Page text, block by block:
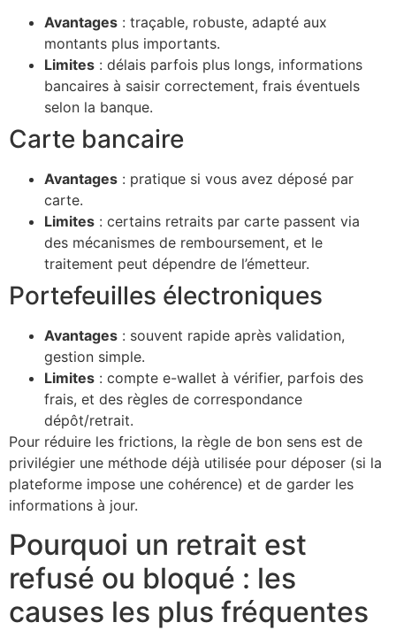
Avantages : traçable, robuste, adapté aux
montants plus importants.
Limites : délais parfois plus longs, informations
bancaires à saisir correctement, frais éventuels
selon la banque.
Carte bancaire
Avantages : pratique si vous avez déposé par
carte.
Limites : certains retraits par carte passent via
des mécanismes de remboursement, et le
traitement peut dépendre de l’émetteur.
Portefeuilles électroniques
Avantages : souvent rapide après validation,
gestion simple.
Limites : compte e-wallet à vérifier, parfois des
frais, et des règles de correspondance
dépôt/retrait.
Pour réduire les frictions, la règle de bon sens est de
privilégier une méthode déjà utilisée pour déposer (si la
plateforme impose une cohérence) et de garder les
informations à jour.
Pourquoi un retrait est
refusé ou bloqué : les
causes les plus fréquentes